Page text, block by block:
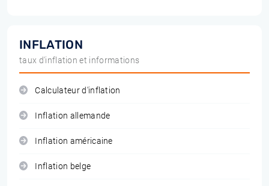
INFLATION
taux d'inflation et informations
Calculateur d'inflation
Inflation allemande
Inflation américaine
Inflation belge